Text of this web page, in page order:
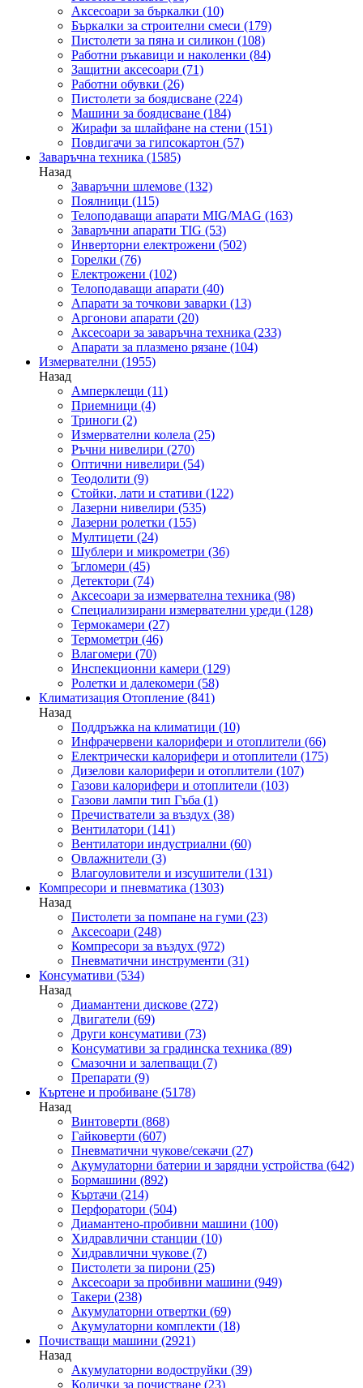
Аксесоари за бъркалки (10)
Бъркалки за строителни смеси (179)
Пистолети за пяна и силикон (108)
Работни ръкавици и наколенки (84)
Защитни аксесоари (71)
Работни обувки (26)
Пистолети за боядисване (224)
Машини за боядисване (184)
Жирафи за шлайфане на стени (151)
Повдигачи за гипсокартон (57)
Заваръчна техника (1585)
Назад
Заваръчни шлемове (132)
Поялници (115)
Телоподаващи апарати MIG/MAG (163)
Заваръчни апарати TIG (53)
Инверторни електрожени (502)
Горелки (76)
Електрожени (102)
Телоподаващи апарати (40)
Апарати за точкови заварки (13)
Аргонови апарати (20)
Аксесоари за заваръчна техника (233)
Апарати за плазмено рязане (104)
Измервателни (1955)
Назад
Амперклещи (11)
Приемници (4)
Триноги (2)
Измервателни колела (25)
Ръчни нивелири (270)
Оптични нивелири (54)
Теодолити (9)
Стойки, лати и стативи (122)
Лазерни нивелири (535)
Лазерни ролетки (155)
Мултицети (24)
Шублери и микрометри (36)
Ъгломери (45)
Детектори (74)
Аксесоари за измервателна техника (98)
Специализирани измервателни уреди (128)
Термокамери (27)
Термометри (46)
Влагомери (70)
Инспекционни камери (129)
Ролетки и далекомери (58)
Климатизация Отопление (841)
Назад
Поддръжка на климатици (10)
Инфрачервени калорифери и отоплители (66)
Електрически калорифери и отоплители (175)
Дизелови калорифери и отоплители (107)
Газови калорифери и отоплители (103)
Газови лампи тип Гъба (1)
Пречистватели за въздух (38)
Вентилатори (141)
Вентилатори индустриални (60)
Овлажнители (3)
Влагоуловители и изсушители (131)
Компресори и пневматика (1303)
Назад
Пистолети за помпане на гуми (23)
Аксесоари (248)
Компресори за въздух (972)
Пневматични инструменти (31)
Консумативи (534)
Назад
Диамантени дискове (272)
Двигатели (69)
Други консумативи (73)
Консумативи за градинска техника (89)
Смазочни и залепващи (7)
Препарати (9)
Къртене и пробиване (5178)
Назад
Винтоверти (868)
Гайковерти (607)
Пневматични чукове/секачи (27)
Акумулаторни батерии и зарядни устройства (642)
Бормашини (892)
Къртачи (214)
Перфоратори (504)
Диамантено-пробивни машини (100)
Хидравлични станции (10)
Хидравлични чукове (7)
Пистолети за пирони (25)
Аксесоари за пробивни машини (949)
Такери (238)
Акумулаторни отвертки (69)
Акумулаторни комплекти (18)
Почистващи машини (2921)
Назад
Акумулаторни водоструйки (39)
Колички за почистване (23)